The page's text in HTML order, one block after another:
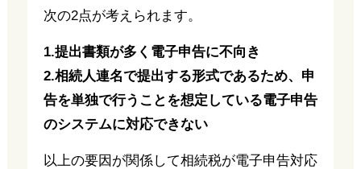
次の2点が考えられます。
1.提出書類が多く電子申告に不向き
2.相続人連名で提出する形式であるため、申
告を単独で行うことを想定している電子申告
のシステムに対応できない
以上の要因が関係して相続税が電子申告対応